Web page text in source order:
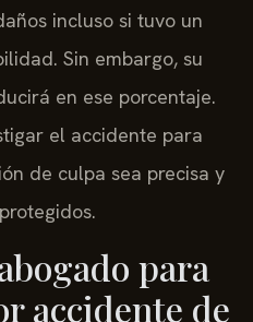
incluso si tuvo un
Sin embargo, su
en ese porcentaje.
el accidente para
de culpa sea precisa y
para
accidente de